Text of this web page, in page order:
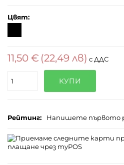
Цвят:
11,50 € (22,49 лв) с ДДС
Поръчайте КУПИ
Рейтинг: Напишете първото